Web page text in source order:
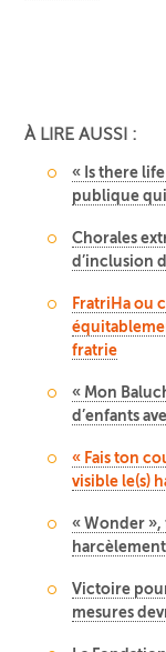
À LIRE AUSSI :
« Is there
publique qui
Chorales
d’inclusion
FratriHa ou
fratrie
« Mon
d’enfants
« Fais ton
visible le(s)
« Wonder
Victoire
mesures